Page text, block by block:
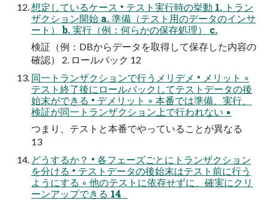
想定しているケース • テスト実行時の挙動 1. トラン
ザクション開始 a. 準備（テスト用のデータのインサ
ート） b. 実行（例：何らかの保存処理） c.
検証（例：DBからデータを取得して保存した内容の
確認） 2. ロールバック 12
同一トランザクションで行うメリデメ • メリット ◦
テスト終了後にロールバックしてテストデータの後
始末ができる • デメリット ◦ 本番では準備、実行、
検証が同一トランザクション上で行われない ▪
つまり、テストと本番でやっていることが異なる
13
どうするか？ • 各フェーズごとにトランザクション
を分ける • テストデータの後始末はテスト前に行う
ようにする ◦ 他のテストに依存せずに、確実にクリ
ーンアップできる 14